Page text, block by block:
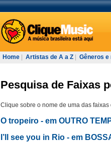
Home Artistas de A a Z Gêneros e
Pesquisa de Faixas
Clique sobre o nome de uma das
O tropeiro - em OUTRO
I’ll see you in Rio - em